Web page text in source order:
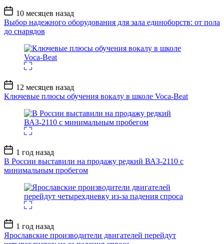
Дата
записи
10 месяцев назад
Выбор надежного оборудования для зала единоборств: от пола
до снарядов
Дата
записи
12 месяцев назад
Ключевые плюсы обучения вокалу в школе Voca-Beat
Дата
записи
1 год назад
В России выставили на продажу редкий ВАЗ-2110 с
минимальным пробегом
Дата
записи
1 год назад
Ярославские производители двигателей перейдут